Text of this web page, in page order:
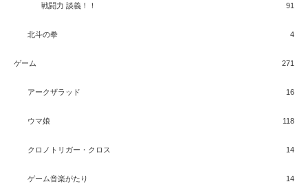
戦闘力 談義！！ 91
北斗の拳 4
ゲーム 271
アークザラッド 16
ウマ娘 118
クロノトリガー・クロス 14
ゲーム音楽がたり 14